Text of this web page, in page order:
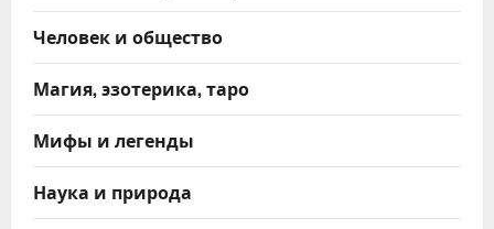
Человек и общество
Магия, эзотерика, таро
Мифы и легенды
Наука и природа